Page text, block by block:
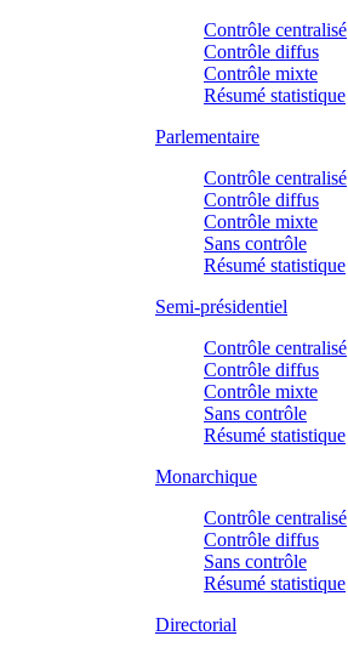
Contrôle centralisé
Contrôle diffus
Contrôle mixte
Résumé statistique
Parlementaire
Contrôle centralisé
Contrôle diffus
Contrôle mixte
Sans contrôle
Résumé statistique
Semi-présidentiel
Contrôle centralisé
Contrôle diffus
Contrôle mixte
Sans contrôle
Résumé statistique
Monarchique
Contrôle centralisé
Contrôle diffus
Sans contrôle
Résumé statistique
Directorial